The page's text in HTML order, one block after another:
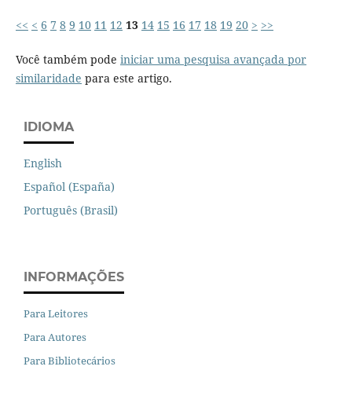
<< < 6 7 8 9 10 11 12 13 14 15 16 17 18 19 20 > >>
Você também pode iniciar uma pesquisa avançada por
similaridade para este artigo.
IDIOMA
English
Español (España)
Português (Brasil)
INFORMAÇÕES
Para Leitores
Para Autores
Para Bibliotecários